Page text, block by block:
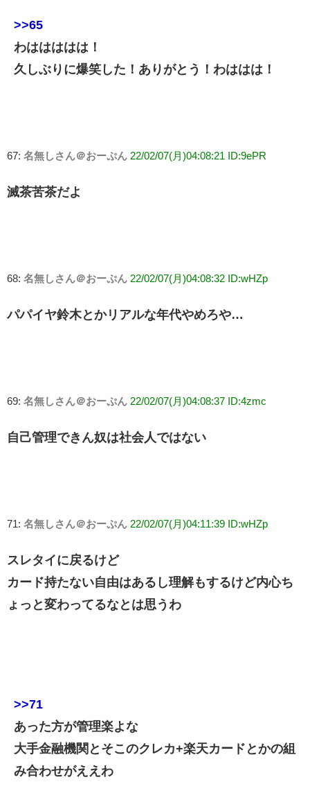
>>65
わははははは！
久しぶりに爆笑した！ありがとう！わははは！
67: 名無しさん＠おーぷん 22/02/07(月)04:08:21 ID:9ePR
滅茶苦茶だよ
68: 名無しさん＠おーぷん 22/02/07(月)04:08:32 ID:wHZp
パパイヤ鈴木とかリアルな年代やめろや…
69: 名無しさん＠おーぷん 22/02/07(月)04:08:37 ID:4zmc
自己管理できん奴は社会人ではない
71: 名無しさん＠おーぷん 22/02/07(月)04:11:39 ID:wHZp
スレタイに戻るけど
カード持たない自由はあるし理解もするけど内心ち
ょっと変わってるなとは思うわ
>>71
あった方が管理楽よな
大手金融機関とそこのクレカ+楽天カードとかの組
み合わせがええわ